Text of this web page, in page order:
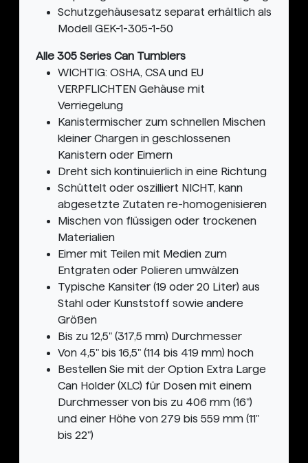
Schutzgehäusesatz separat erhältlich als
Modell GEK-1-305-1-50
Alle 305 Series Can Tumblers
WICHTIG: OSHA, CSA und EU
VERPFLICHTEN Gehäuse mit
Verriegelung
Kanistermischer zum schnellen Mischen
kleiner Chargen in geschlossenen
Kanistern oder Eimern
Dreht sich kontinuierlich in eine Richtung
Schüttelt oder oszilliert NICHT, kann
abgesetzte Zutaten re-homogenisieren
Mischen von flüssigen oder trockenen
Materialien
Eimer mit Teilen mit Medien zum
Entgraten oder Polieren umwälzen
Typische Kansiter (19 oder 20 Liter) aus
Stahl oder Kunststoff sowie andere
Größen
Bis zu 12,5" (317,5 mm) Durchmesser
Von 4,5" bis 16,5" (114 bis 419 mm) hoch
Bestellen Sie mit der Option Extra Large
Can Holder (XLC) für Dosen mit einem
Durchmesser von bis zu 406 mm (16")
und einer Höhe von 279 bis 559 mm (11"
bis 22")